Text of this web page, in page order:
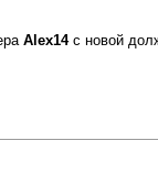
Alex14с новой